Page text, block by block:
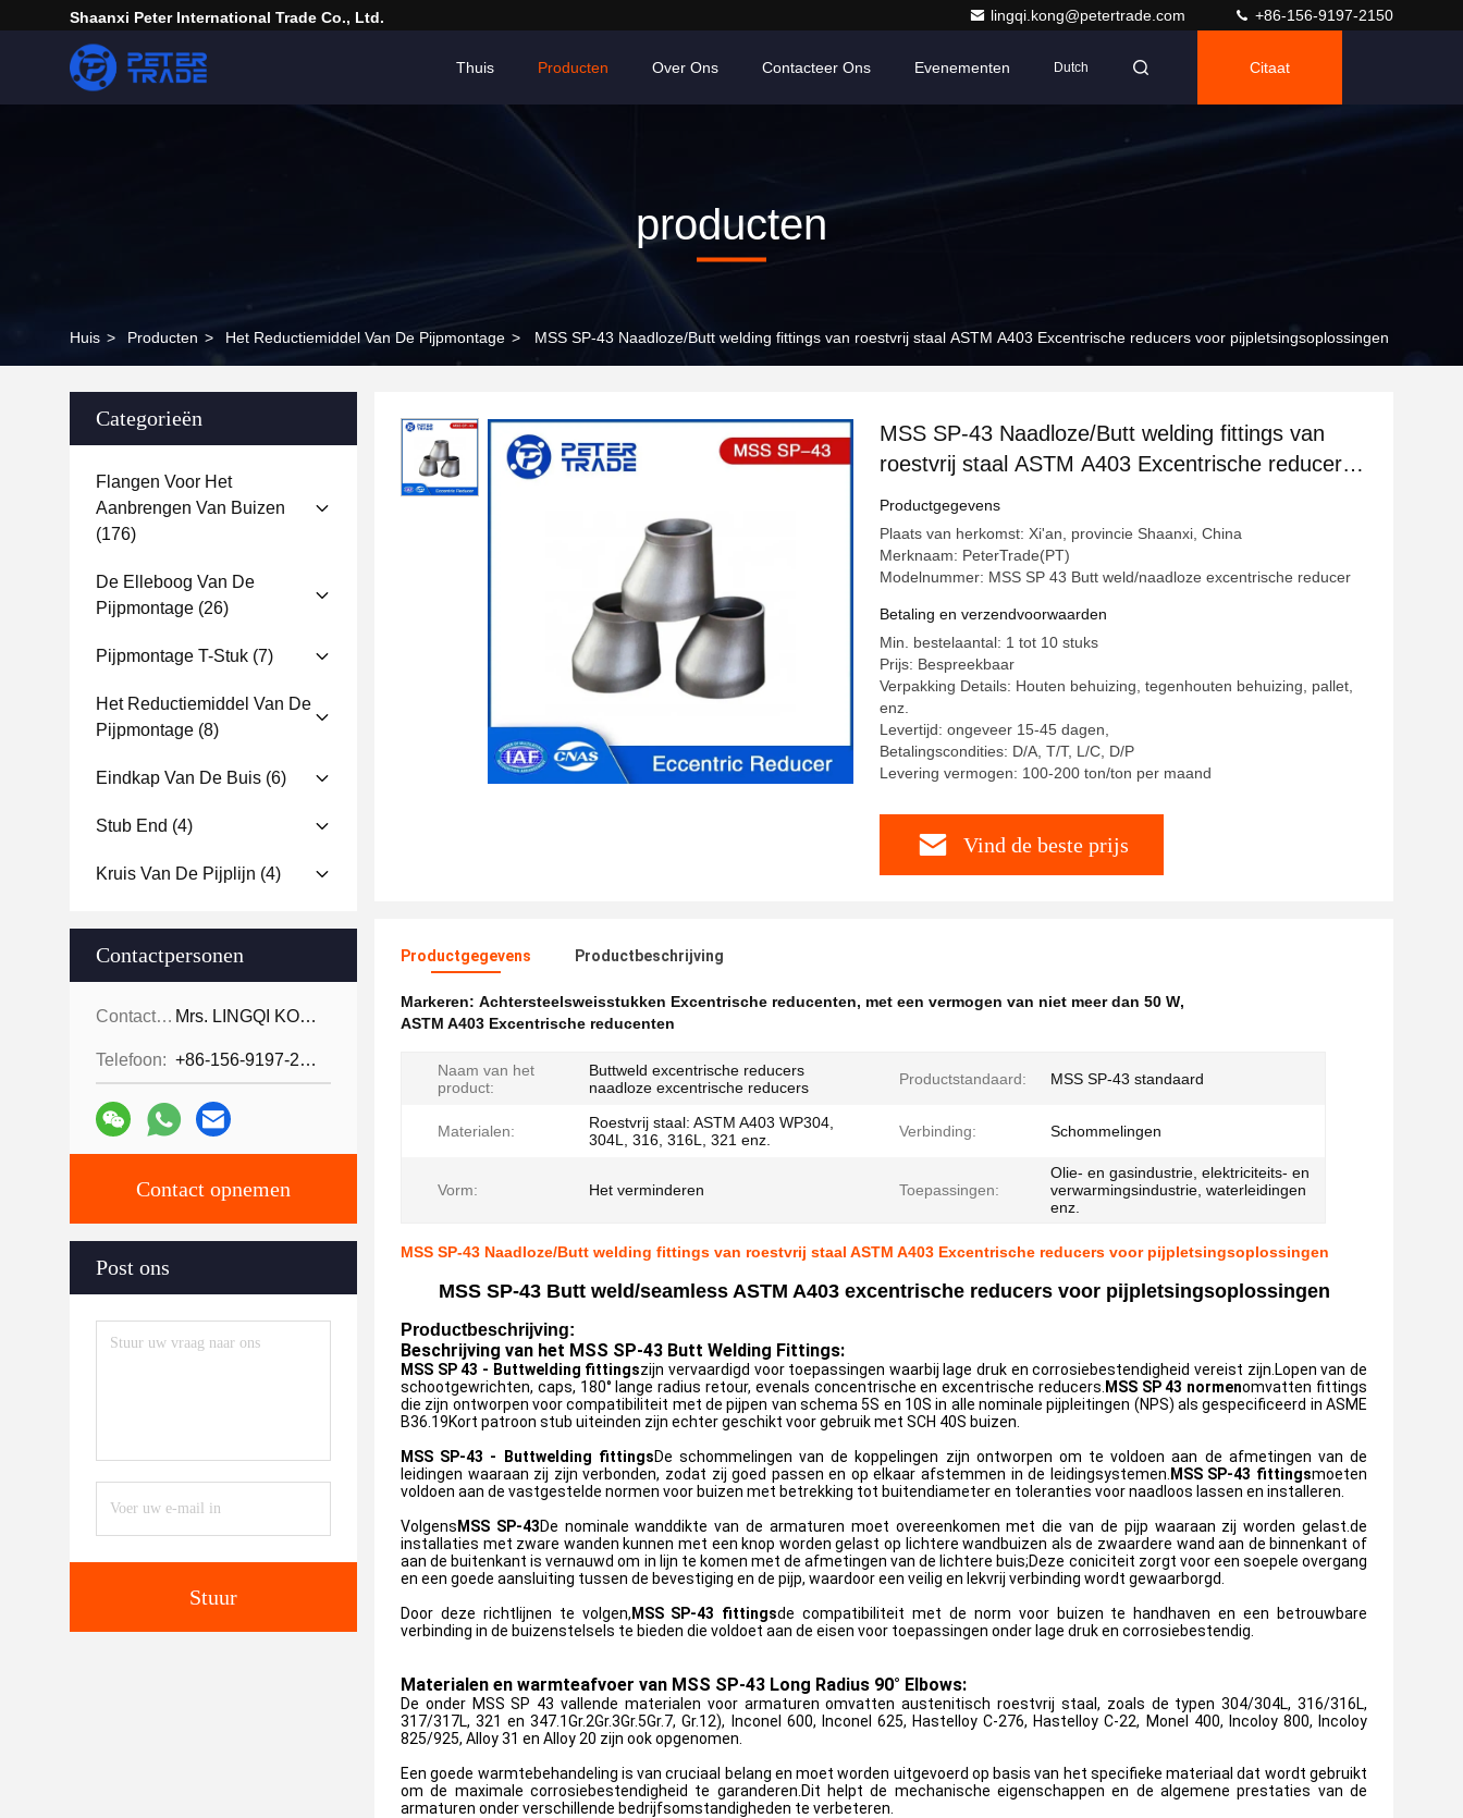
Shaanxi Peter International Trade Co., Ltd. lingqi.kong@petertrade.com +86-156-9197-2150
Thuis Producten Over Ons Contacteer Ons Evenementen Dutch Citaat
producten
Huis > Producten > Het Reductiemiddel Van De Pijpmontage > MSS SP-43 Naadloze/Butt welding fittings van roestvrij staal ASTM A403 Excentrische reducers voor pijpletsingsoplossingen
Categorieën
Flangen Voor Het
Aanbrengen Van Buizen
(176)
De Elleboog Van De
Pijpmontage (26)
Pijpmontage T-Stuk (7)
Het Reductiemiddel Van De
Pijpmontage (8)
Eindkap Van De Buis (6)
Stub End (4)
Kruis Van De Pijplijn (4)
Contactpersonen
Contactpersonen: Mrs. LINGQI KONG
Telefoon: +86-156-9197-2150
Contact opnemen
Post ons
Stuur
MSS SP-43 Naadloze/Butt welding fittings van
roestvrij staal ASTM A403 Excentrische reducers
voor pijpletsingsoplossingen
Productgegevens
Plaats van herkomst: Xi'an, provincie Shaanxi, China
Merknaam: PeterTrade(PT)
Modelnummer: MSS SP 43 Butt weld/naadloze excentrische reducer
Betaling en verzendvoorwaarden
Min. bestelaantal: 1 tot 10 stuks
Prijs: Bespreekbaar
Verpakking Details: Houten behuizing, tegenhouten behuizing, pallet,
enz.
Levertijd: ongeveer 15-45 dagen,
Betalingscondities: D/A, T/T, L/C, D/P
Levering vermogen: 100-200 ton/ton per maand
Vind de beste prijs
Productgegevens Productbeschrijving
Markeren: Achtersteelsweisstukken Excentrische reducenten, met een vermogen van niet meer dan 50 W,
ASTM A403 Excentrische reducenten
Naam van het
product:
Buttweld excentrische reducers
naadloze excentrische reducers
Productstandaard: MSS SP-43 standaard
Materialen:
Roestvrij staal: ASTM A403 WP304,
304L, 316, 316L, 321 enz.
Verbinding: Schommelingen
Vorm: Het verminderen Toepassingen:
Olie- en gasindustrie, elektriciteits- en
verwarmingsindustrie, waterleidingen
enz.
MSS SP-43 Naadloze/Butt welding fittings van roestvrij staal ASTM A403 Excentrische reducers voor pijpletsingsoplossingen
MSS SP-43 Butt weld/seamless ASTM A403 excentrische reducers voor pijpletsingsoplossingen
Productbeschrijving:
Beschrijving van het MSS SP-43 Butt Welding Fittings:
MSS SP 43 - Buttwelding fittingszijn vervaardigd voor toepassingen waarbij lage druk en corrosiebestendigheid vereist zijn.Lopen van de
schootgewrichten, caps, 180° lange radius retour, evenals concentrische en excentrische reducers. MSS SP 43 normenomvatten fittings
die zijn ontworpen voor compatibiliteit met de pijpen van schema 5S en 10S in alle nominale pijpleitingen (NPS) als gespecificeerd in ASME
B36.19Kort patroon stub uiteinden zijn echter geschikt voor gebruik met SCH 40S buizen.
MSS SP-43 - Buttwelding fittingsDe schommelingen van de koppelingen zijn ontworpen om te voldoen aan de afmetingen van de
leidingen waaraan zij zijn verbonden, zodat zij goed passen en op elkaar afstemmen in de leidingsystemen. MSS SP-43 fittingsmoeten
voldoen aan de vastgestelde normen voor buizen met betrekking tot buitendiameter en toleranties voor naadloos lassen en installeren.
Volgens MSS SP-43De nominale wanddikte van de armaturen moet overeenkomen met die van de pijp waaraan zij worden gelast.de
installaties met zware wanden kunnen met een knop worden gelast op lichtere wandbuizen als de zwaardere wand aan de binnenkant of
aan de buitenkant is vernauwd om in lijn te komen met de afmetingen van de lichtere buis;Deze coniciteit zorgt voor een soepele overgang
en een goede aansluiting tussen de bevestiging en de pijp, waardoor een veilig en lekvrij verbinding wordt gewaarborgd.
Door deze richtlijnen te volgen, MSS SP-43 fittingsde compatibiliteit met de norm voor buizen te handhaven en een betrouwbare
verbinding in de buizenstelsels te bieden die voldoet aan de eisen voor toepassingen onder lage druk en corrosiebestendig.
Materialen en warmteafvoer van MSS SP-43 Long Radius 90° Elbows:
De onder MSS SP 43 vallende materialen voor armaturen omvatten austenitisch roestvrij staal, zoals de typen 304/304L, 316/316L,
317/317L, 321 en 347.1Gr.2Gr.3Gr.5Gr.7, Gr.12), Inconel 600, Inconel 625, Hastelloy C-276, Hastelloy C-22, Monel 400, Incoloy 800, Incoloy
825/925, Alloy 31 en Alloy 20 zijn ook opgenomen.
Een goede warmtebehandeling is van cruciaal belang en moet worden uitgevoerd op basis van het specifieke materiaal dat wordt gebruikt
om de maximale corrosiebestendigheid te garanderen.Dit helpt de mechanische eigenschappen en de algemene prestaties van de
armaturen onder verschillende bedrijfsomstandigheden te verbeteren.